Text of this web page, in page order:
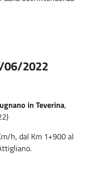
06/2022
in Teverina,
h, dal Km 1+900 al